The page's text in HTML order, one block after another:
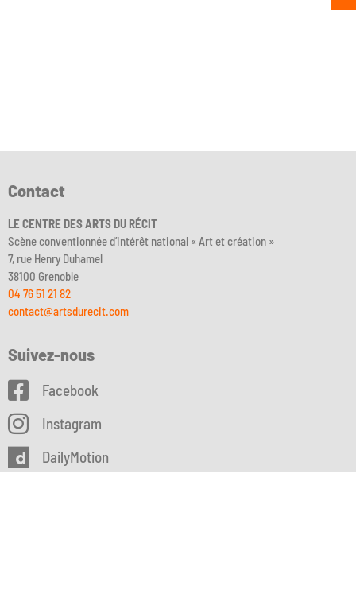
Contact
LE CENTRE DES ARTS DU RÉCIT
Scène conventionnée d’intérêt national « Art et création »
7, rue Henry Duhamel
38100 Grenoble
04 76 51 21 82
contact@artsdurecit.com
Suivez-nous
Facebook
Instagram
DailyMotion